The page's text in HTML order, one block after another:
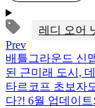
레디 오어
Prev
배틀그라운드 신
된 근미래 도시,
타르코프 초보자
다?! 6월 업데이